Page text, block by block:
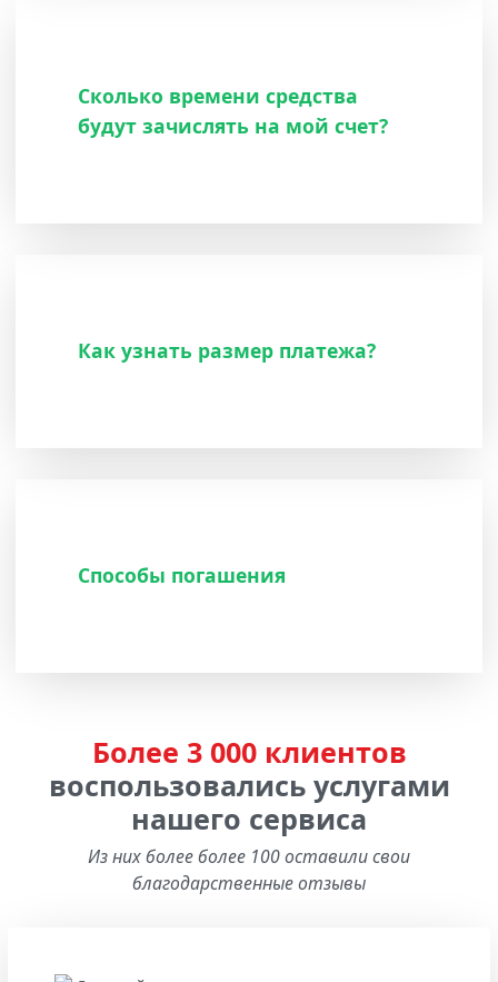
Сколько времени средства
будут зачислять на мой счет?
Как узнать размер платежа?
Способы погашения
Более 3 000 клиентов
воспользовались услугами
нашего сервиса
Из них более более 100 оставили свои
благодарственные отзывы